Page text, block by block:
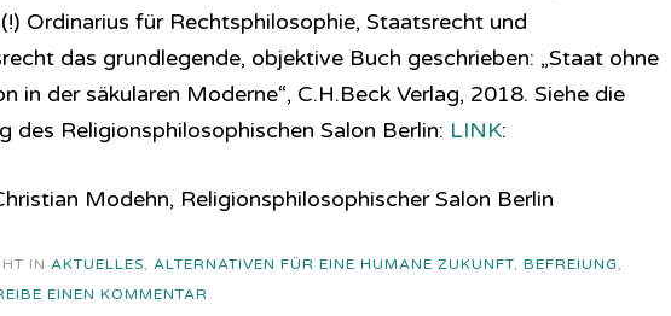
Ordinarius für Rechtsphilosophie, Staatsrecht und
das grundlegende, objektive Buch geschrieben: „Staat ohne
in der säkularen Moderne“, C.H.Beck Verlag, 2018. Siehe die
des Re­li­gi­ons­phi­lo­so­phi­sch­en Salon Berlin: LINK:
Modehn, Religionsphilosophischer Salon Berlin
IN AKTUELLES, ALTERNATIVEN FÜR EINE HUMANE ZUKUNFT, BEFREIUNG,
EINEN KOMMENTAR